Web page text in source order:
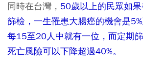
同時在台灣， 50歲以上的民眾如
篩檢，一生罹患大腸癌的機會是
每15至20人中就有一位，而定期
死亡風險可以下降超過40%。